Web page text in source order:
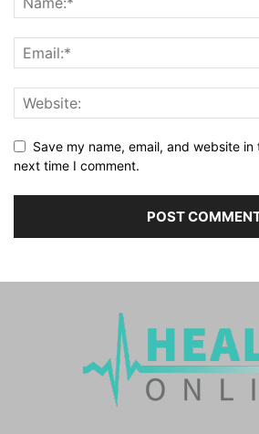
Save my name, email, and website
next time I comment.